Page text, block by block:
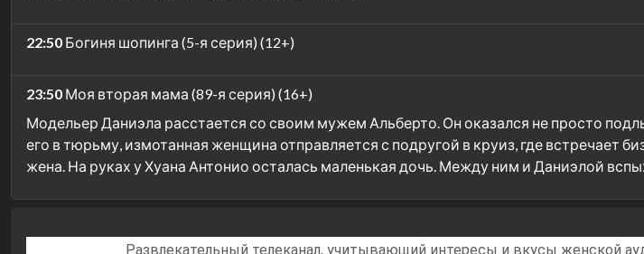
22:50 Богиня шопинга (5-я серия) (12+)
23:50 Моя вторая мама (89-я серия) (16+)
Модельер Даниэла расстается со своим мужем Альберто. Он оказался не просто
его в тюрьму, измотанная женщина отправляется с подругой в круиз, где встречает
жена. На руках у Хуана Антонио осталась маленькая дочь. Между ним и Даниэлой
Развлекательный телеканал, учитывающий интересы и вкусы женской